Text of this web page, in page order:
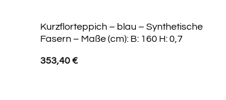
Kurzflorteppich – blau – Synthetische
Fasern – Maße (cm): B: 160 H: 0,7
353,40€